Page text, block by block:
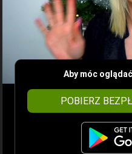
Aby móc
POBIERZ